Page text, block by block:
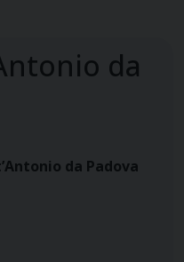
da
da Padova